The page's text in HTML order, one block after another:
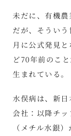
未だに、有機
だが、そうい
月に公式発見
ど70年前のこ
生まれている。
水俣病は、新
会社：以降チ
（メチル水銀